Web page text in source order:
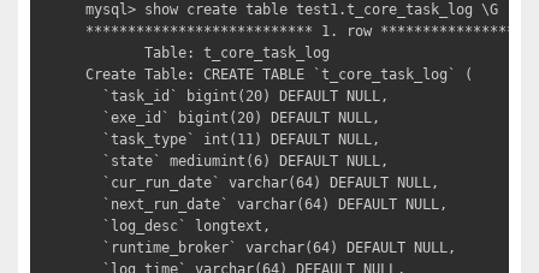
mysql> show create table test1.t_core_task_log \G
*************************** 1. row
Table: t_core_task_log
Create Table: CREATE TABLE `t_core_task_log` (
`task_id` bigint(20) DEFAULT NULL,
`exe_id` bigint(20) DEFAULT NULL,
`task_type` int(11) DEFAULT NULL,
`state` mediumint(6) DEFAULT NULL,
`cur_run_date` varchar(64) DEFAULT NULL,
`next_run_date` varchar(64) DEFAULT NULL,
`log_desc` longtext,
`runtime_broker` varchar(64) DEFAULT NULL,